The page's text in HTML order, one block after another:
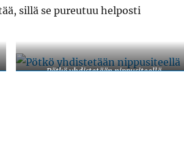
sillä se pureutuu helposti
Pötkö yhdistetään nippusiteellä